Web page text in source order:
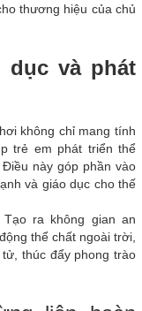
thương hiệu của chủ
dục và phát
không chỉ mang tính
trẻ em phát triển thể
này góp phần vào
và giáo dục cho thế
Tạo ra không gian an
thể chất ngoài trời,
thúc đẩy phong trào